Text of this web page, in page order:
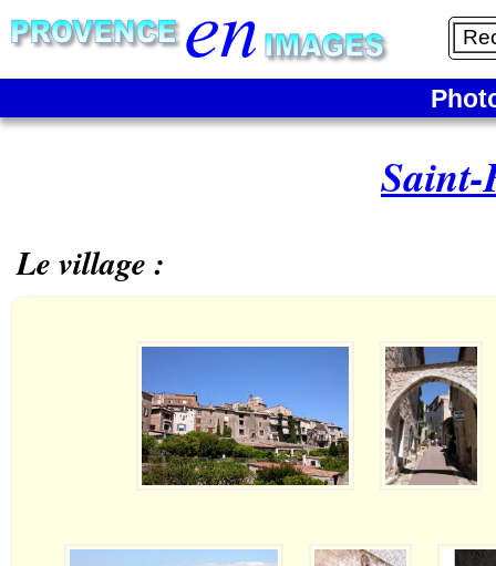
Saint-
Le village :